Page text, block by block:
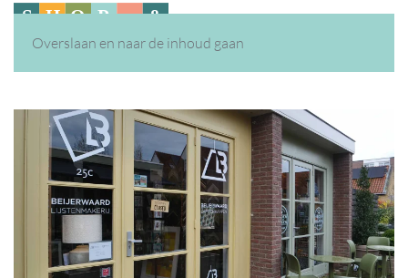
Overslaan en naar de inhoud gaan